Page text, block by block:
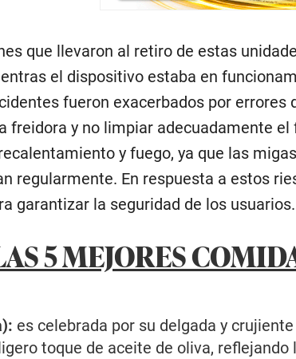
que llevaron al retiro de estas
el dispositivo estaba en
fueron exacerbados por
freidora y no limpiar adecuadamente
y fuego, ya que las
regularmente. En respuesta a estos
garantizar la seguridad de los usuarios.
5 MEJORES
es celebrada por su delgada y
toque de aceite de oliva,